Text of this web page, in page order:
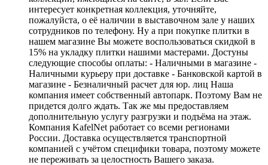
интересует конкретная коллекция, уточняйте,
пожалуйста, о её наличии в выставочном зале у наших
сотрудников по телефону. Ну а при покупке плитки в
нашем магазине Вы можете воспользоваться скидкой в
15% на укладку плитки нашими мастерами. Достуны
следующие способы оплаты: - Наличными в магазине -
Наличными курьеру при доставке - Банковской картой в
магазине - Безналичный расчет для юр. лиц Наша
компания имеет собственный автопарк. Поэтому Вам не
придется долго ждать. Так же мы предоставляем
дополнительную услугу разгрузки и подъёма на этаж.
Компания KafelNet работает со всеми регионами
России. Доставка осуществляется транспортной
компанией с учётом специфики товара, поэтому можете
не переживать за целостность Вашего заказа.